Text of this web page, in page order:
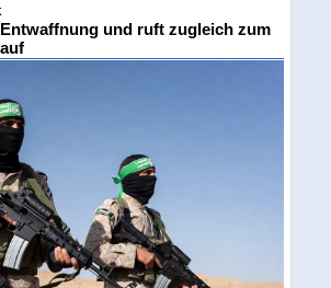
und ruft zugleich zum